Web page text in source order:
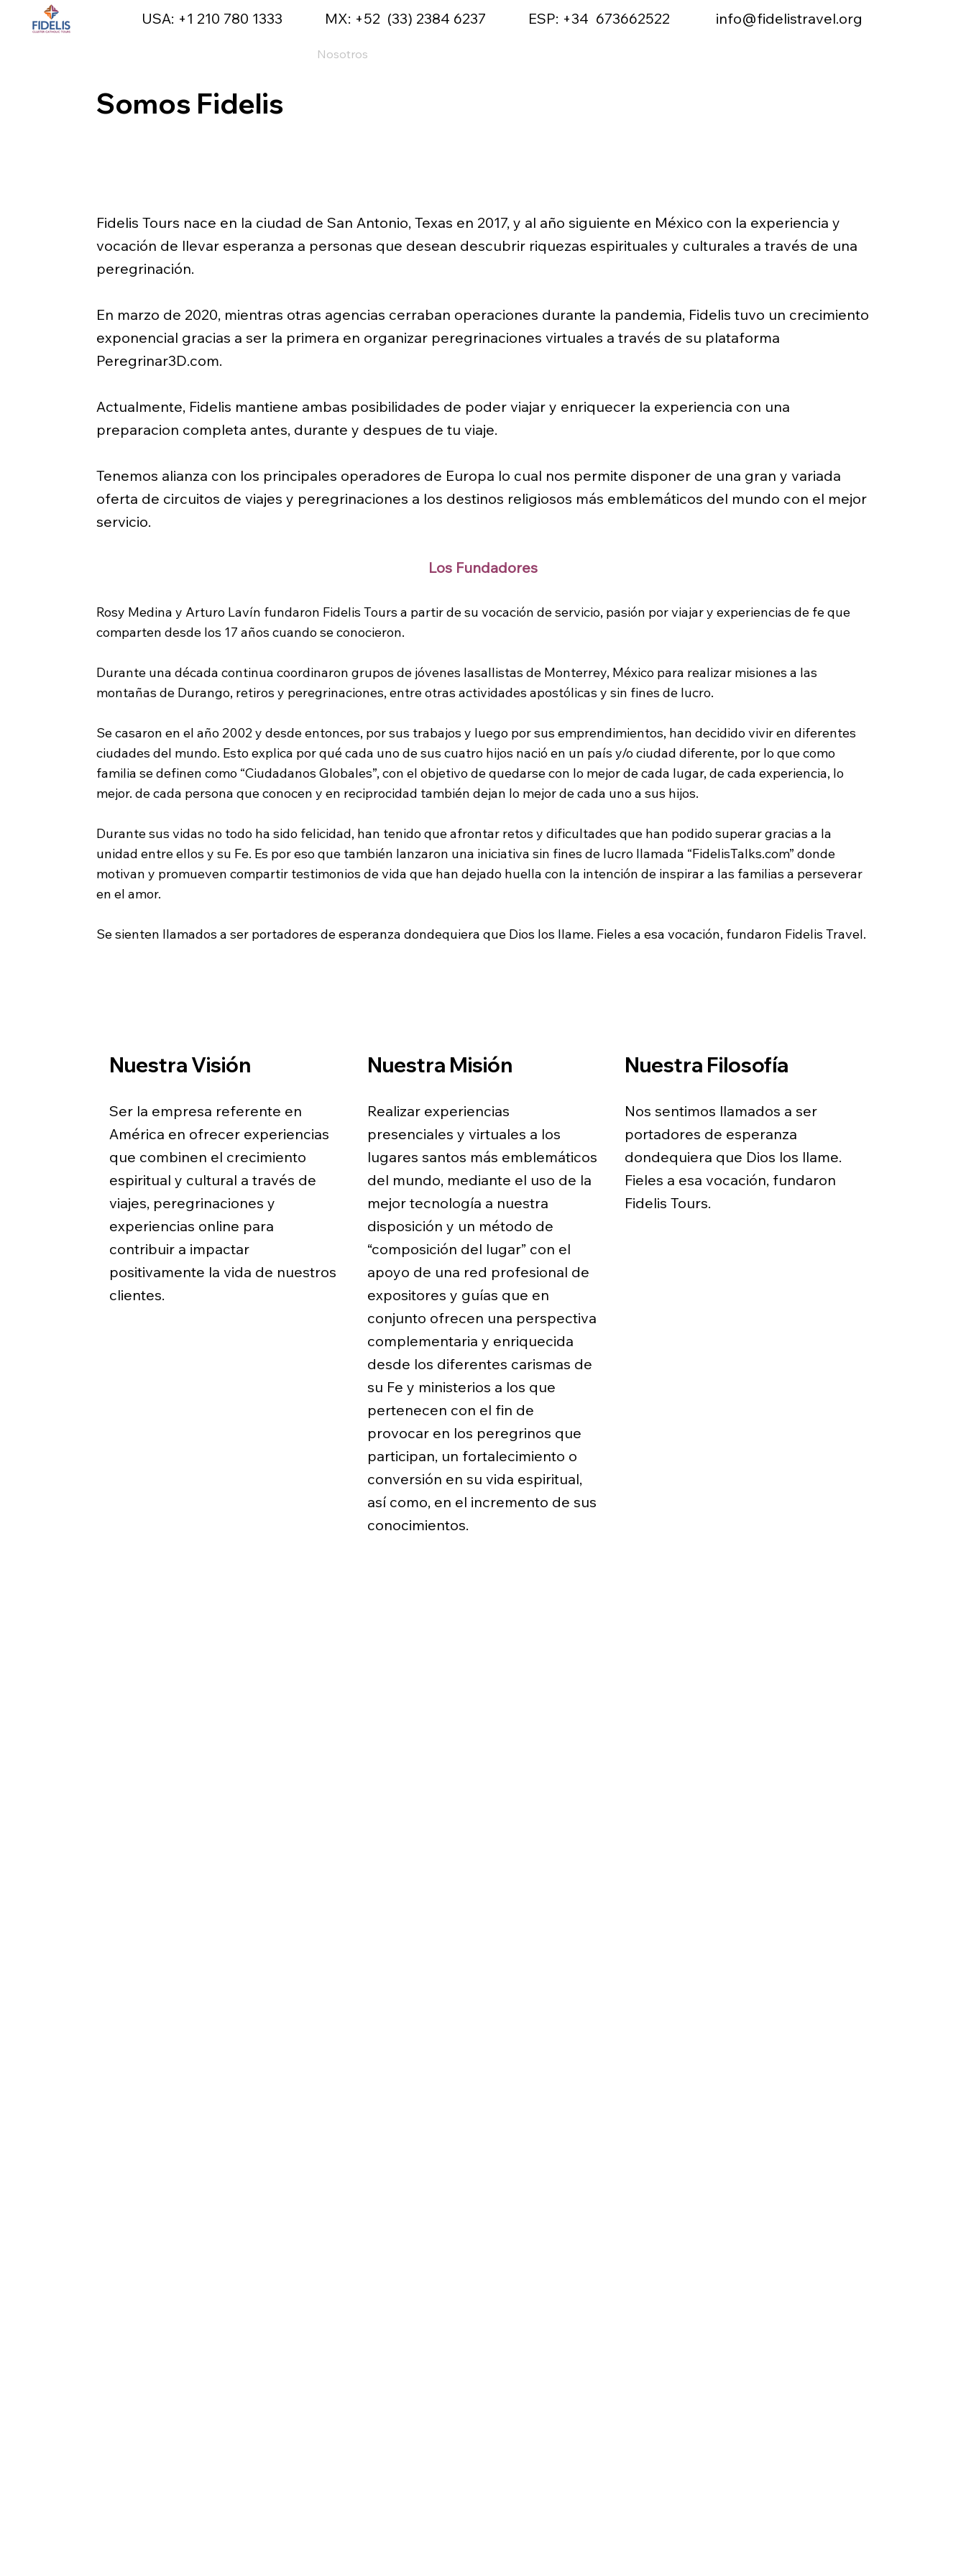
USA: +1 210 780 1333 MX: +52 (33) 2384 6237 info@fidelistravel.org
ESP: +34 673662522
Nosotros
Somos Fidelis
Fidelis Tours nace en la ciudad de San Antonio, Texas en 2017, y al año siguiente en México con la experiencia y
vocación de llevar esperanza a personas que desean descubrir riquezas espirituales y culturales a través de una
peregrinación.
En marzo de 2020, mientras otras agencias cerraban operaciones durante la pandemia, Fidelis tuvo un crecimiento
exponencial gracias a ser la primera en organizar peregrinaciones virtuales a través de su plataforma
Peregrinar3D.com.
Actualmente, Fidelis mantiene ambas posibilidades de poder viajar y enriquecer la experiencia con una
preparacion completa antes, durante y despues de tu viaje.
Tenemos alianza con los principales operadores de Europa lo cual nos permite disponer de una gran y variada
oferta de circuitos de viajes y peregrinaciones a los destinos religiosos más emblemáticos del mundo con el mejor
servicio.
Los Fundadores
Rosy Medina y Arturo Lavín fundaron Fidelis Tours a partir de su vocación de servicio, pasión por viajar y experiencias de fe que
comparten desde los 17 años cuando se conocieron.
Durante una década continua coordinaron grupos de jóvenes lasallistas de Monterrey, México para realizar misiones a las
montañas de Durango, retiros y peregrinaciones, entre otras actividades apostólicas y sin fines de lucro.
Se casaron en el año 2002 y desde entonces, por sus trabajos y luego por sus emprendimientos, han decidido vivir en diferentes
ciudades del mundo. Esto explica por qué cada uno de sus cuatro hijos nació en un país y/o ciudad diferente, por lo que como
familia se definen como “Ciudadanos Globales”, con el objetivo de quedarse con lo mejor de cada lugar, de cada experiencia, lo
mejor. de cada persona que conocen y en reciprocidad también dejan lo mejor de cada uno a sus hijos.
Durante sus vidas no todo ha sido felicidad, han tenido que afrontar retos y dificultades que han podido superar gracias a la
unidad entre ellos y su Fe. Es por eso que también lanzaron una iniciativa sin fines de lucro llamada “FidelisTalks.com” donde
motivan y promueven compartir testimonios de vida que han dejado huella con la intención de inspirar a las familias a perseverar
en el amor.
Se sienten llamados a ser portadores de esperanza dondequiera que Dios los llame. Fieles a esa vocación, fundaron Fidelis Travel.
Nuestra Visión Nuestra Misión Nuestra Filosofía
Ser la empresa referente en
América en ofrecer experiencias
que combinen el crecimiento
espiritual y cultural a través de
viajes, peregrinaciones y
experiencias online para
contribuir a impactar
positivamente la vida de nuestros
clientes.
Realizar experiencias
presenciales y virtuales a los
lugares santos más emblemáticos
del mundo, mediante el uso de la
mejor tecnología a nuestra
disposición y un método de
“composición del lugar” con el
apoyo de una red profesional de
expositores y guías que en
conjunto ofrecen una perspectiva
complementaria y enriquecida
desde los diferentes carismas de
su Fe y ministerios a los que
pertenecen con el fin de
provocar en los peregrinos que
participan, un fortalecimiento o
conversión en su vida espiritual,
así como, en el incremento de sus
conocimientos.
Nos sentimos llamados a ser
portadores de esperanza
dondequiera que Dios los llame.
Fieles a esa vocación, fundaron
Fidelis Tours.